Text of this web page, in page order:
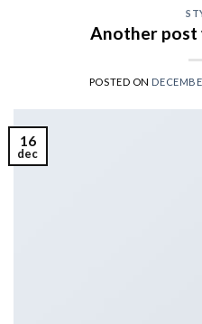
Another post
POSTED ON
16
dec